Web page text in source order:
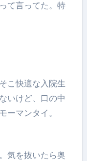
て言ってた。特
こ快適な入院生
いけど、口の中
ーマンタイ。
気を抜いたら奥